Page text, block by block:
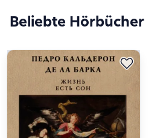
Beliebte Hörbücher